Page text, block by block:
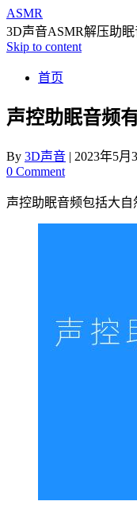
ASMR
3D声音ASMR解压助
Skip to content
首页
声控助眠音频
By 3D声音 | 2023年5月
0 Comment
声控助眠音频包括大自